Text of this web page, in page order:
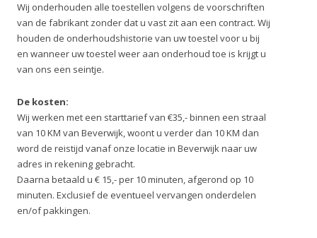
Wij onderhouden alle toestellen volgens de voorschriften
van de fabrikant zonder dat u vast zit aan een contract. Wij
houden de onderhoudshistorie van uw toestel voor u bij
en wanneer uw toestel weer aan onderhoud toe is krijgt u
van ons een seintje.
De kosten:
Wij werken met een starttarief van €35,- binnen een straal
van 10 KM van Beverwijk, woont u verder dan 10 KM dan
word de reistijd vanaf onze locatie in Beverwijk naar uw
adres in rekening gebracht.
Daarna betaald u € 15,- per 10 minuten, afgerond op 10
minuten. Exclusief de eventueel vervangen onderdelen
en/of pakkingen.